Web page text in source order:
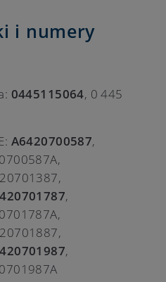
i numery
0445115064, 0 445
A6420700587,
,
,